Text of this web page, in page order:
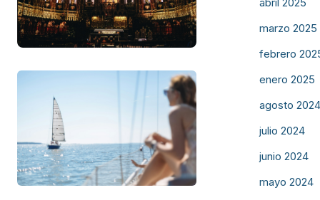
marzo 2025
febrero
enero 2025
agosto 2024
julio 2024
junio 2024
mayo 2024